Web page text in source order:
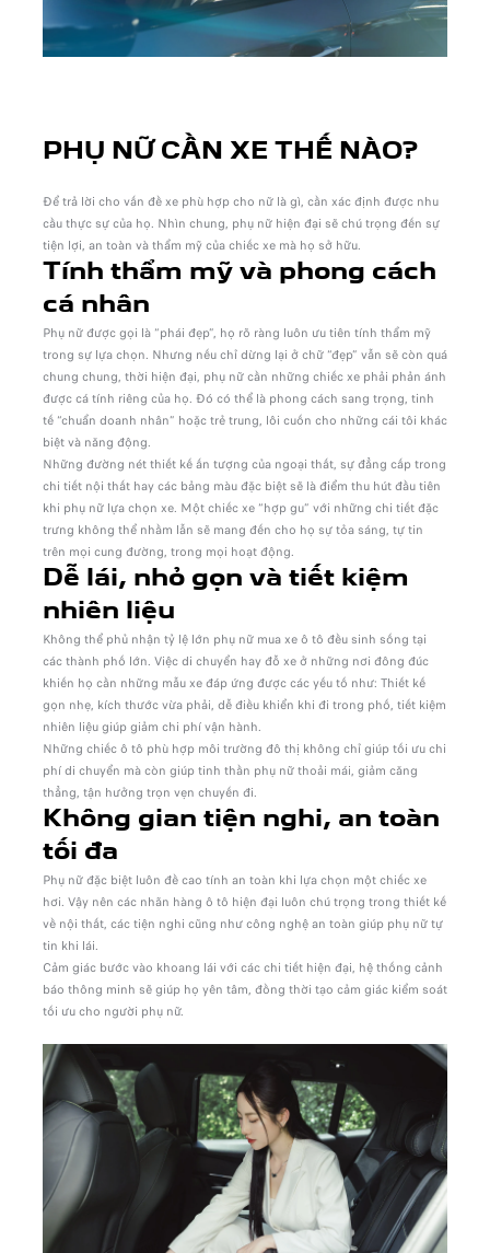
PHỤ NỮ CẦN XE THẾ NÀO?
Để trả lời cho vấn đề xe phù hợp cho nữ là gì, cần xác định được nhu
cầu thực sự của họ. Nhìn chung, phụ nữ hiện đại sẽ chú trọng đến sự
tiện lợi, an toàn và thẩm mỹ của chiếc xe mà họ sở hữu.
Tính thẩm mỹ và phong cách
cá nhân
Phụ nữ được gọi là “phái đẹp”, họ rõ ràng luôn ưu tiên tính thẩm mỹ
trong sự lựa chọn. Nhưng nếu chỉ dừng lại ở chữ “đẹp” vẫn sẽ còn quá
chung chung, thời hiện đại, phụ nữ cần những chiếc xe phải phản ánh
được cá tính riêng của họ. Đó có thể là phong cách sang trọng, tinh
tế “chuẩn doanh nhân” hoặc trẻ trung, lôi cuốn cho những cái tôi khác
biệt và năng động.
Những đường nét thiết kế ấn tượng của ngoại thất, sự đẳng cấp trong
chi tiết nội thất hay các bảng màu đặc biệt sẽ là điểm thu hút đầu tiên
khi phụ nữ lựa chọn xe. Một chiếc xe “hợp gu” với những chi tiết đặc
trưng không thể nhầm lẫn sẽ mang đến cho họ sự tỏa sáng, tự tin
trên mọi cung đường, trong mọi hoạt động.
Dễ lái, nhỏ gọn và tiết kiệm
nhiên liệu
Không thể phủ nhận tỷ lệ lớn phụ nữ mua xe ô tô đều sinh sống tại
các thành phố lớn. Việc di chuyển hay đỗ xe ở những nơi đông đúc
khiến họ cần những mẫu xe đáp ứng được các yếu tố như: Thiết kế
gọn nhẹ, kích thước vừa phải, dễ điều khiển khi đi trong phố, tiết kiệm
nhiên liệu giúp giảm chi phí vận hành.
Những chiếc ô tô phù hợp môi trường đô thị không chỉ giúp tối ưu chi
phí di chuyển mà còn giúp tinh thần phụ nữ thoải mái, giảm căng
thẳng, tận hưởng trọn vẹn chuyến đi.
Không gian tiện nghi, an toàn
tối đa
Phụ nữ đặc biệt luôn đề cao tính an toàn khi lựa chọn một chiếc xe
hơi. Vậy nên các nhãn hàng ô tô hiện đại luôn chú trọng trong thiết kế
về nội thất, các tiện nghi cũng như công nghệ an toàn giúp phụ nữ tự
tin khi lái.
Cảm giác bước vào khoang lái với các chi tiết hiện đại, hệ thống cảnh
báo thông minh sẽ giúp họ yên tâm, đồng thời tạo cảm giác kiểm soát
tối ưu cho người phụ nữ.